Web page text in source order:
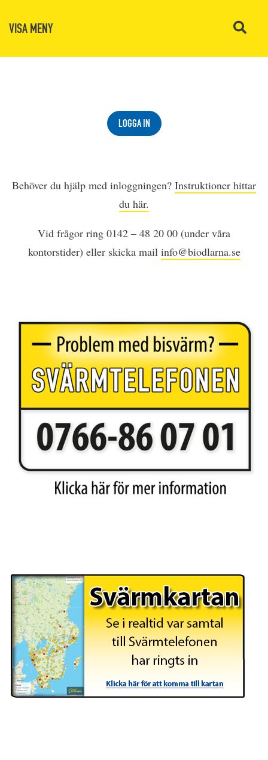
VISA MENY
LOGGA IN
Behöver du hjälp med inloggningen? Instruktioner hittar
du här.
Vid frågor ring 0142 – 48 20 00 (under våra
kontorstider) eller skicka mail info@biodlarna.se